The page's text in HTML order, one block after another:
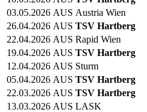
03.05.2026 AUS Austria Wien
26.04.2026 AUS TSV Hartberg
22.04.2026 AUS Rapid Wien
19.04.2026 AUS TSV Hartberg
12.04.2026 AUS Sturm
05.04.2026 AUS TSV Hartberg
22.03.2026 AUS TSV Hartberg
13.03.2026 AUS LASK